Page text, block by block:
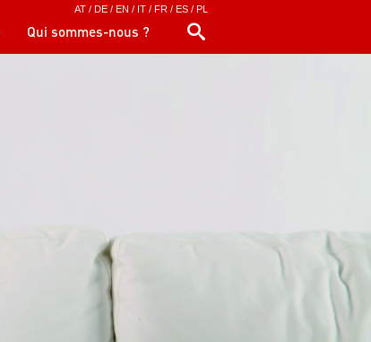
AT / DE / EN / IT / FR / ES / PL
Qui sommes-nous ?